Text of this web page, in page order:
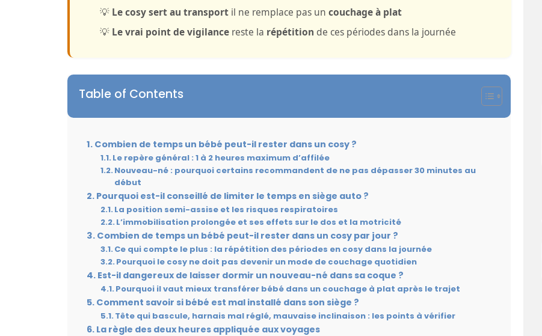
💡 Le cosy sert au transport il ne remplace pas un couchage à plat
💡 Le vrai point de vigilance reste la répétition de ces périodes dans la journée
Table of Contents
Combien de temps un bébé peut-il rester dans un cosy ?
Le repère général : 1 à 2 heures maximum d’affilée
Nouveau-né : pourquoi certains recommandent de ne pas dépasser 30 minutes au
début
Pourquoi est-il conseillé de limiter le temps en siège auto ?
La position semi-assise et les risques respiratoires
L’immobilisation prolongée et ses effets sur le dos et la motricité
Combien de temps un bébé peut-il rester dans un cosy par jour ?
Ce qui compte le plus : la répétition des périodes en cosy dans la journée
Pourquoi le cosy ne doit pas devenir un mode de couchage quotidien
Est-il dangereux de laisser dormir un nouveau-né dans sa coque ?
Pourquoi il vaut mieux transférer bébé dans un couchage à plat après le trajet
Comment savoir si bébé est mal installé dans son siège ?
Tête qui bascule, harnais mal réglé, mauvaise inclinaison : les points à vérifier
La règle des deux heures appliquée aux voyages